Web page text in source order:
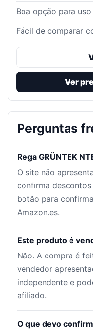
Boa opção para
Fácil de comparar
Ver
Perguntas
Rega GRÜNTEK
O site não
confirma
botão para
Amazon.es.
Este produto é
Não. A compra é
vendedor
independente e
afiliado.
O que devo